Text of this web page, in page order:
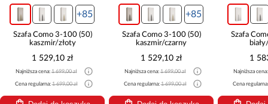
+85
Szafa Como 3-100 (50)
kaszmir/złoty
1 529,10 zł
Najniższa cena:1 699,00 zł
Cena regularna:1 699,00 zł
+85
Szafa Como 3-100 (50)
kaszmir/czarny
1 529,10 zł
Najniższa cena:1 699,00 zł
Cena regularna:1 699,00 zł
Szafa
1
Najniższa
Cena